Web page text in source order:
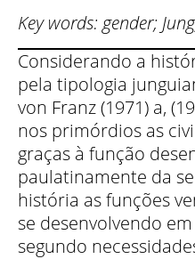
Key words: gender;
Considerando a
pela tipologia
von Franz (1971) a,
nos primórdios as
graças à função
paulatinamente da
história as funções
se desenvolvendo
segundo